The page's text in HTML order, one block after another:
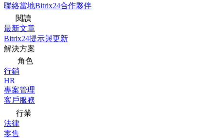
聯絡當地Bitrix24合作夥伴
閱讀
最新文章
Bitrix24提示與更新
解決方案
角色
行銷
HR
專案管理
客戶服務
行業
法律
零售